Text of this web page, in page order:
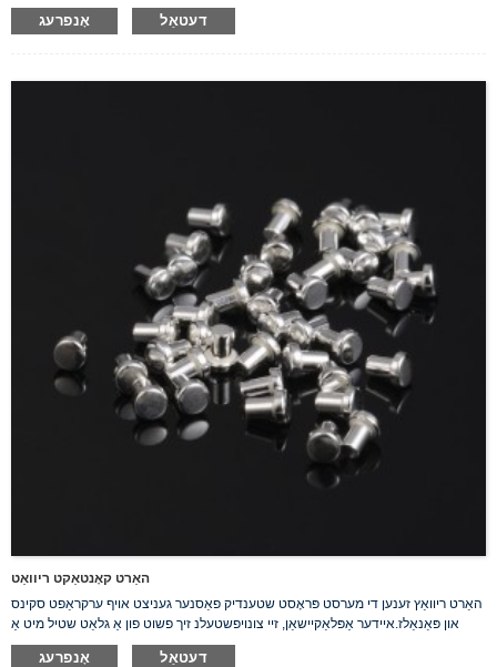
אָנפרעג דעטאַל
האַרט קאָנטאַקט ריוואַט
האַרט ריוואַץ זענען די מערסט פּראָסט שטענדיק פאַסנער געניצט אויף ערקראַפט סקינס
און פּאַנאַלז.איידער אַפּלאַקיישאַן, זיי צונויפשטעלנ זיך פשוט פון אַ גלאַט שטיל מיט אַ
קייַלעכיק, פלאַך קאָפּ אין איין סוף. מיר פאָרשלאָגן אונדזער האַרט זילבער ריוואַץ וואָס
אָנפרעג דעטאַל